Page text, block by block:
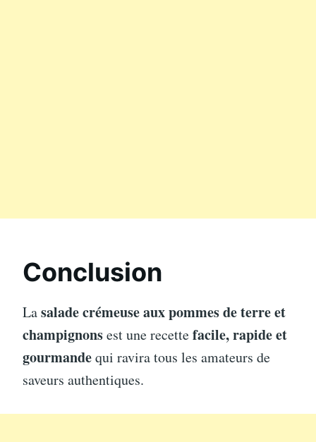
Conclusion
Lasalade crémeuse aux pommes de terre et
champignonsest une recettefacile, rapide et
gourmandequi ravira tous les amateurs de
saveurs authentiques.